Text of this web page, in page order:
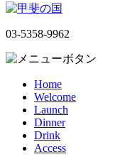
03-5358-9962
Home
Welcome
Launch
Dinner
Drink
Access